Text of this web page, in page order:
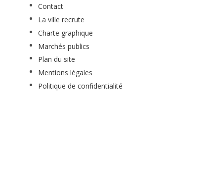
Contact
La ville recrute
Charte graphique
Marchés publics
Plan du site
Mentions légales
Politique de confidentialité